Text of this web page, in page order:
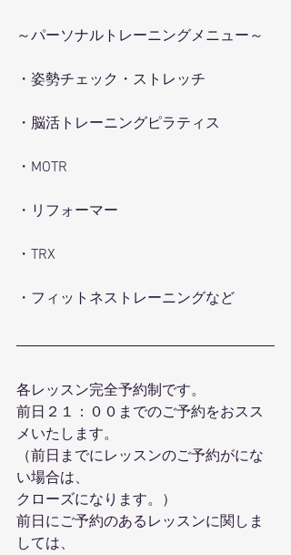
～パーソナルトレーニングメニュー～
・姿勢チェック・ストレッチ
・脳活トレーニングピラティス
・MOTR
・リフォーマー
・TRX
・フィットネストレーニングなど
各レッスン完全予約制です。
前日２１：００までのご予約をおスス
メいたします。
（前日までにレッスンのご予約がにな
い場合は、
クローズになります。）
前日にご予約のあるレッスンに関しま
しては、